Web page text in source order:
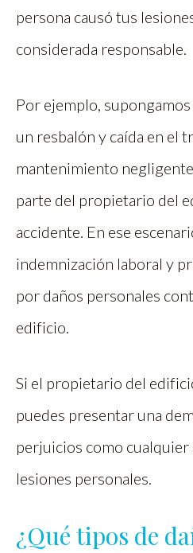
persona causó tus
considerada responsable.
Por ejemplo,
un resbalón y caída en el
mantenimiento
parte del propietario del
accidente. En ese
indemnización laboral y
por daños personales
edificio.
Si el propietario del
puedes presentar una
perjuicios como
lesiones personales.
¿Qué tipos de